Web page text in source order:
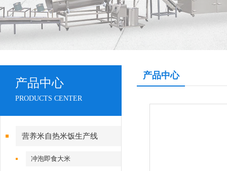
产品中心
PRODUCTS CENTER
营养米自热米饭生产线
冲泡即食大米
产品中心